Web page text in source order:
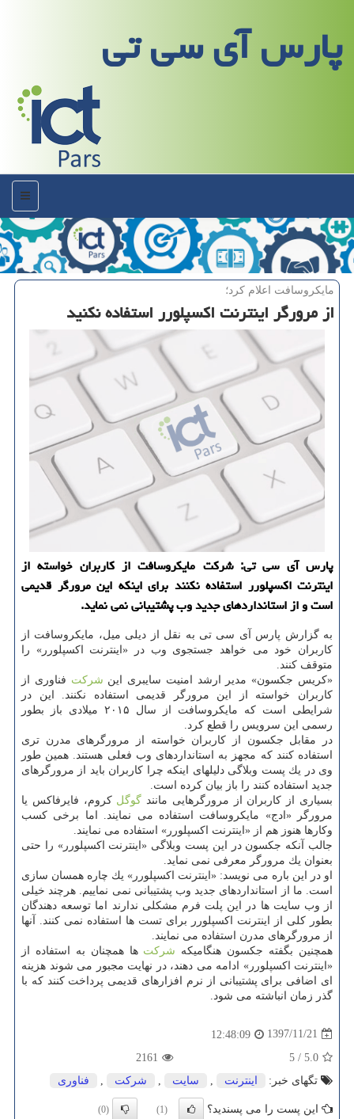
پارس آی سی تی
منو
مایكروسافت اعلام كرد؛
از مرورگر اینترنت اكسپلورر استفاده نكنید
پارس آی سی تی: شركت مایكروسافت از كاربران خواسته از
اینترنت اكسپلورر استفاده نكنند برای اینكه این مرورگر قدیمی
است و از استانداردهای جدید وب پشتیبانی نمی نماید.
به گزارش پارس آی سی تی به نقل از دیلی میل، مایكروسافت از
كاربران خود می خواهد جستجوی وب در «اینترنت اكسپلورر» را
متوقف كنند.
«كریس جكسون» مدیر ارشد امنیت سایبری این شركت فناوری از
كاربران خواسته از این مرورگر قدیمی استفاده نكنند. این در
شرایطی است كه مایكروسافت از سال ۲۰۱۵ میلادی باز بطور
رسمی این سرویس را قطع كرد.
در مقابل جكسون از كاربران خواسته از مرورگرهای مدرن تری
استفاده كنند كه مجهز به استانداردهای وب فعلی هستند. همین طور
وی در یك پست وبلاگی دلیلهای اینكه چرا كاربران باید از مرورگرهای
جدید استفاده كنند را باز بیان كرده است.
بسیاری از كاربران از مرورگرهایی مانند گوگل كروم، فایرفاكس یا
مرورگر «ادج» مایكروسافت استفاده می نمایند. اما برخی كسب
وكارها هنوز هم از «اینترنت اكسپلورر» استفاده می نمایند.
جالب آنكه جكسون در این پست وبلاگی «اینترنت اكسپلورر» را حتی
بعنوان یك مرورگر معرفی نمی نماید.
او در این باره می نویسد: «اینترنت اكسپلورر» یك چاره همسان سازی
است. ما از استانداردهای جدید وب پشتیبانی نمی نماییم. هرچند خیلی
از وب سایت ها در این پلت فرم مشكلی ندارند اما توسعه دهندگان
بطور كلی از اینترنت اكسپلورر برای تست ها استفاده نمی كنند. آنها
از مرورگرهای مدرن استفاده می نمایند.
همچنین بگفته جكسون هنگامیكه شركت ها همچنان به استفاده از
«اینترنت اكسپلورر» ادامه می دهند، در نهایت مجبور می شوند هزینه
ای اضافی برای پشتیبانی از نرم افزارهای قدیمی پرداخت كنند كه با
گذر زمان انباشته می شود.
1397/11/21
12:48:09
5.0
/
5
2161
تگهای خبر:
اینترنت سایت شركت فناوری
این پست را می پسندید؟ (1)
(0)